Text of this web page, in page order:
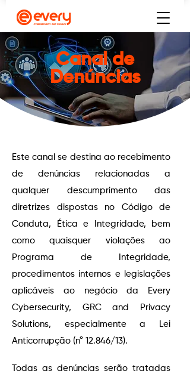
Canal de
Denúncias
Este canal se destina ao recebimento
de denúncias relacionadas a
qualquer descumprimento das
diretrizes dispostas no Código de
Conduta, Ética e Integridade, bem
como quaisquer violações ao
Programa de Integridade,
procedimentos internos e legislações
aplicáveis ao negócio da Every
Cybersecurity, GRC and Privacy
Solutions, especialmente a Lei
Anticorrupção (n° 12.846/13).
Todas as denúncias serão tratadas